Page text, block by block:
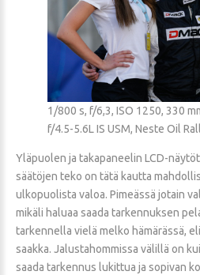
1/800 s, f/6,3, ISO 1250, 330
f/4.5-5.6L IS USM, Neste Oil
Yläpuolen ja takapaneelin LCD-
säätöjen teko on tätä kautta
ulkopuolista valoa. Pimeässä jotain
mikäli haluaa saada tarkennuksen
tarkennella vielä melko hämärässä,
saakka. Jalustahommissa välillä on
saada tarkennus lukittua ja sopivan